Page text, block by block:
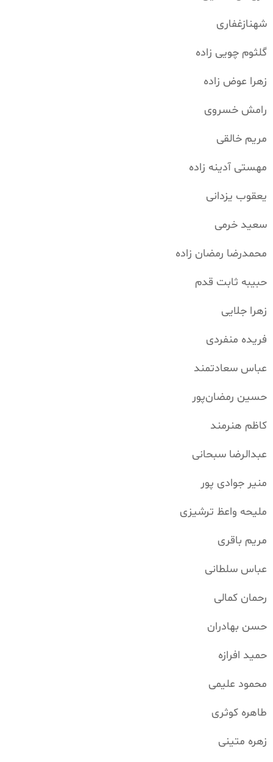
شهنازغفاری
گلثوم چویی زاده
زهرا عوض زاده
رامش خسروی
مریم خالقی
مهستی آدینه زاده
یعقوب یزدانی
سعید خرمی
محمدرضا رمضان زاده
حبیبه ثابت قدم
زهرا جلایی
فریده منفردی
عباس سعادتمند
حسین رمضان‌پور
کاظم هنرمند
عبدالرضا سبحانی
منیر جوادی پور
ملیحه واعظ ترشیزی
مریم باقری
عباس سلطانی
رحمان کمالی
حسن بهادران
حمید افرازه
محمود علیمی
طاهره کوثری
زهره متینی